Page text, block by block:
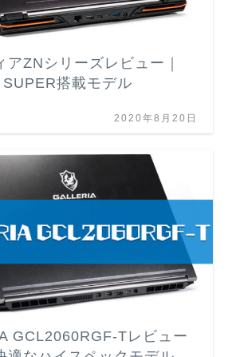
アZNシリーズレビュー｜
搭載モデル
2020年8月20日
GCL2060RGF-Tレビュー